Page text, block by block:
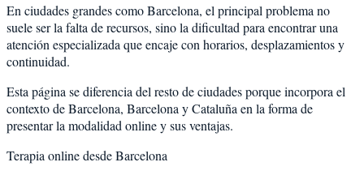
En ciudades grandes como Barcelona, el principal problema no
suele ser la falta de recursos, sino la dificultad para encontrar una
atención especializada que encaje con horarios, desplazamientos y
continuidad.
Esta página se diferencia del resto de ciudades porque incorpora el
contexto deBarcelona, Barcelona yCataluña en la forma de
presentar la modalidad online y sus ventajas.
Terapia online desdeBarcelona